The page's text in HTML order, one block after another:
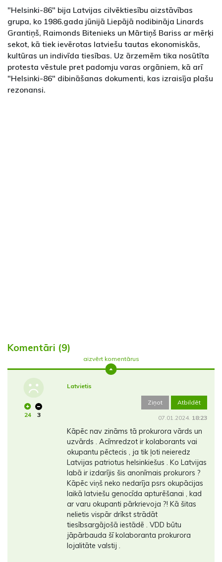
"Helsinki-86" bija Latvijas cilvēktiesību aizstāvības
grupa, ko 1986.gada jūnijā Liepājā nodibināja Linards
Grantiņš, Raimonds Bitenieks un Mārtiņš Bariss ar mērķi
sekot, kā tiek ievērotas latviešu tautas ekonomiskās,
kultūras un indivīda tiesības. Uz ārzemēm tika nosūtīta
protesta vēstule pret padomju varas orgāniem, kā arī
"Helsinki-86" dibināšanas dokumenti, kas izraisīja plašu
rezonansi.
Komentāri (9)
aizvērt komentārus
24 3
Latvietis
Ziņot Atbildēt
07.01.2024. 18:23
Kāpēc nav zināms tā prokurora vārds un
uzvārds . Acīmredzot ir kolaborants vai
okupantu pēctecis , ja tik ļoti neieredz
Latvijas patriotus helsinkiešus . Ko Latvijas
labā ir izdarījis šis anonīmais prokurors ?
Kāpēc viņš neko nedarīja psrs okupācijas
laikā latviešu genocīda apturēšanai , kad
ar varu okupanti pārkrievoja ?! Kā šitas
nelietis vispār drīkst strādāt
tiesībsargājošā iestādē . VDD būtu
jāpārbauda šī kolaboranta prokurora
lojalitāte valstij .